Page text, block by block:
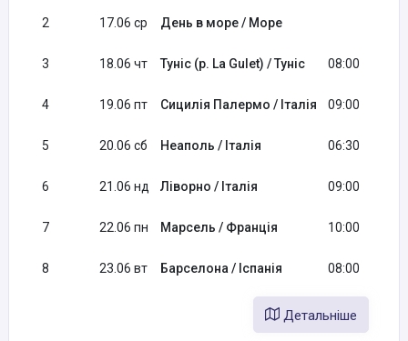
2 17.06 ср День в море / Море
3 18.06 чт Туніс (р. La Gulet) / Туніс 08:00
4 19.06 пт Сицилія Палермо / Італія 09:00
5 20.06 сб Неаполь / Італія 06:30
6 21.06 нд Ліворно / Італія 09:00
7 22.06 пн Марсель / Франція 10:00
8 23.06 вт Барселона / Іспанія 08:00
Детальніше